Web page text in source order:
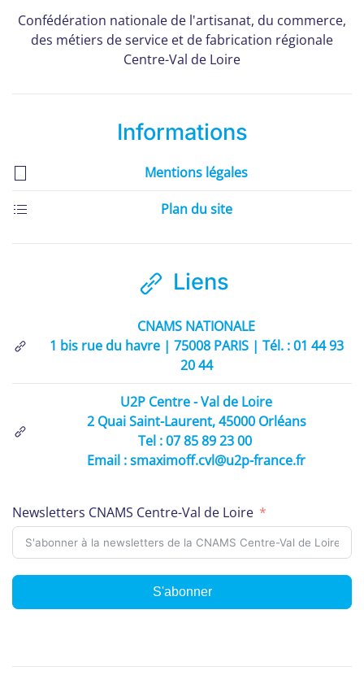
Confédération nationale de l'artisanat, du commerce,
des métiers de service et de fabrication régionale
Centre-Val de Loire
Informations
Mentions légales
Plan du site
Liens
CNAMS NATIONALE
1 bis rue du havre | 75008 PARIS | Tél. : 01 44 93
20 44
U2P Centre - Val de Loire
2 Quai Saint-Laurent, 45000 Orléans
Tel : 07 85 89 23 00
Email : smaximoff.cvl@u2p-france.fr
Newsletters CNAMS Centre-Val de Loire
S'abonner